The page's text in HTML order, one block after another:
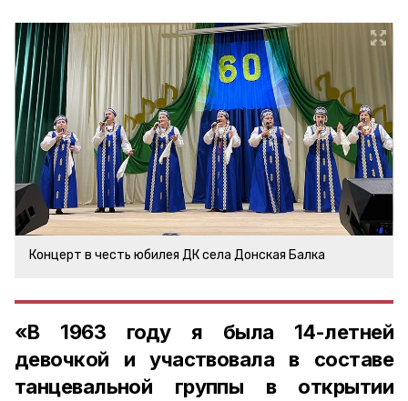
Концерт в честь юбилея ДК села Донская Балка
«В 1963 году я была 14-летней
девочкой и участвовала в составе
танцевальной группы в открытии